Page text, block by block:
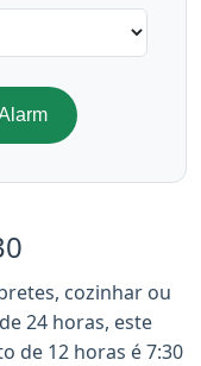
cozinhar ou
24 horas, este
de 12 horas é 7:30